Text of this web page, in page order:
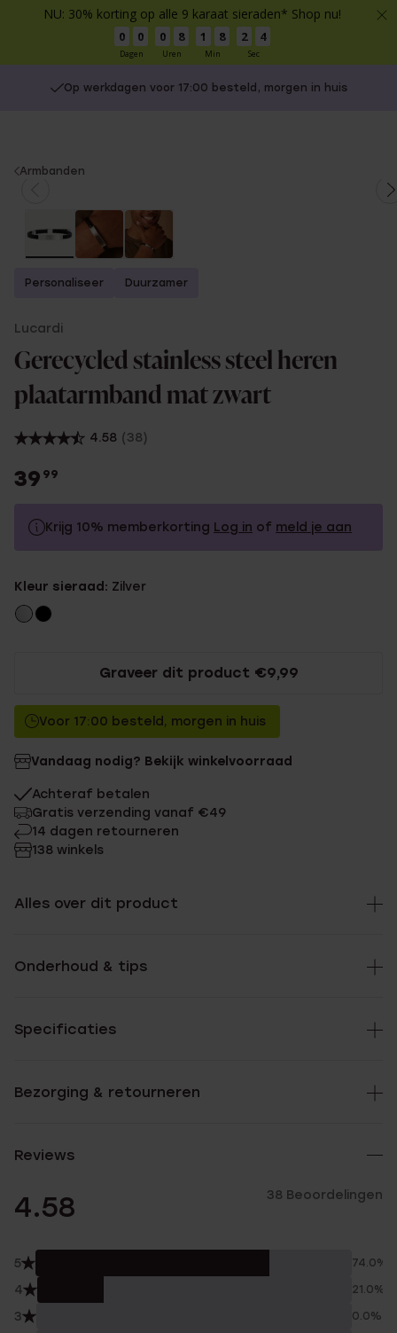
NU: 30% korting op alle 9 karaat sieraden* Shop nu!
0 0
Dagen
0 8
Uren
1 8
Min
2 3
Sec
Op werkdagen voor 17:00 besteld, morgen in huis
You
Armbanden
Personaliseer Duurzamer
Lucardi
Gerecycled stainless steel heren
plaatarmband mat zwart
4.58 (38)
39 99
Krijg 10% memberkorting Log in of meld je aan
Zonder memberkorting
Kleur sieraad: Zilver
Graveer dit product €9,99
Voor 17:00 besteld, morgen in huis
Vandaag nodig? Bekijk winkelvoorraad
Achteraf betalen
Gratis verzending vanaf €49
14 dagen retourneren
138 winkels
Alles over dit product
Onderhoud & tips
Specificaties
Bezorging & retourneren
Reviews
4.58 38 Beoordelingen
5 74.0%
4 21.0%
3 0.0%